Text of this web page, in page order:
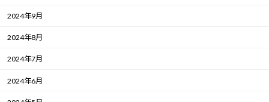
2024年9月
2024年8月
2024年7月
2024年6月